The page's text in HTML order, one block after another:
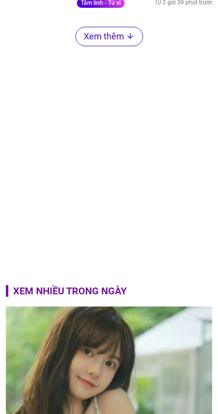
Tâm linh - Tử vi 2 giờ 39 phút trước
Xem thêm
XEM NHIỀU TRONG NGÀY